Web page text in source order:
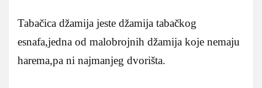
Tabačica džamija jeste džamija tabačkog
esnafa,jedna od malobrojnih džamija koje nemaju
harema,pa ni najmanjeg dvorišta.